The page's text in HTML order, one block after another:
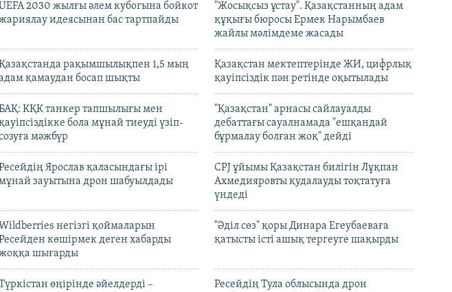
UEFA 2030 жылғы әлем кубогына бойкот
идеясынан бас тартпайды
"Жосықсыз ұстау". Қазақстанның адам
құқығы бюросы Ермек Нарымбаев
жайлы мәлімдеме жасады
рақымшылықпен 1,5 мың
қамаудан босап шықты
Қазақстан мектептерінде ЖИ, цифрлық
қауіпсіздік пән ретінде оқытылады
КҚК танкер тапшылығы мен
бола мұнай тиеуді үзіп-
мәжбүр
"Қазақстан" арнасы сайлауалды
дебаттағы сауалнамада "ешқандай
бұрмалау болған жоқ" дейді
Ярослав қаласындағы ірі
зауытына дрон шабуылдады
CPJ ұйымы Қазақстан билігін Лұқпан
Ахмедияровты қудалауды тоқтатуға
үндеді
Wildberries негізгі қоймаларын
көшірмек деген хабарды
шығарды
"Әділ сөз" қоры Динара Егеубаеваға
қатысты істі ашық тергеуге шақырды
өңірінде әйелдерді –
Ресейдің Тула облысында дрон